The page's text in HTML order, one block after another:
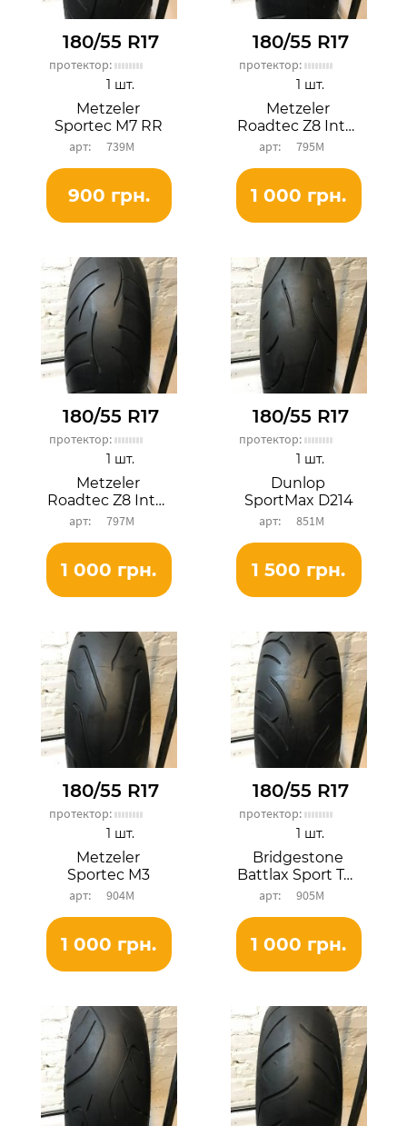
180/55 R17
протектор:
Metzeler
Sportec M7 RR
739М
1 шт.
900 грн.
180/55 R17
протектор:
Metzeler
Roadtec Z8 Interact
795М
1 шт.
1 000 грн.
180/55 R17
протектор:
Metzeler
Roadtec Z8 Interact
797М
1 шт.
1 000 грн.
180/55 R17
протектор:
Dunlop
SportMax D214
851М
1 шт.
1 500 грн.
180/55 R17
протектор:
Metzeler
Sportec M3
904М
1 шт.
1 000 грн.
180/55 R17
протектор:
Bridgestone
Battlax Sport Touring BT023R
905М
1 шт.
1 000 грн.